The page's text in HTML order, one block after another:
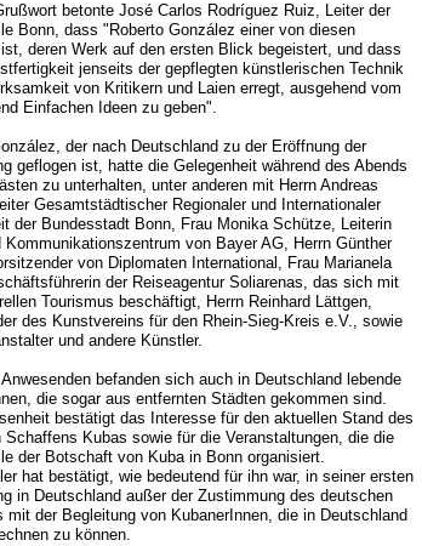
betonte José Carlos Rodríguez Ruiz, Leiter der
Bonn, dass "Roberto González einer von diesen
deren Werk auf den ersten Blick begeistert, und dass
jenseits der gepflegten künstlerischen Technik
von Kritikern und Laien erregt, ausgehend vom
Einfachen Ideen zu geben".
der nach Deutschland zu der Eröffnung der
geflogen ist, hatte die Gelegenheit während des Abends
zu unterhalten, unter anderen mit Herrn Andreas
Gesamtstädtischer Regionaler und Internationaler
der Bundesstadt Bonn, Frau Monika Schütze, Leiterin
Kommunikationszentrum von Bayer AG, Herrn Günther
von Diplomaten International, Frau Marianela
der Reiseagentur Soliarenas, das sich mit
Tourismus beschäftigt, Herrn Reinhard Lättgen,
des Kunstvereins für den Rhein-Sieg-Kreis e.V., sowie
und andere Künstler.
befanden sich auch in Deutschland lebende
die sogar aus entfernten Städten gekommen sind.
bestätigt das Interesse für den aktuellen Stand des
Schaffens Kubas sowie für die Veranstaltungen, die die
der Botschaft von Kuba in Bonn organisiert.
hat bestätigt, wie bedeutend für ihn war, in seiner ersten
in Deutschland außer der Zustimmung des deutschen
mit der Begleitung von KubanerInnen, die in Deutschland
zu können.